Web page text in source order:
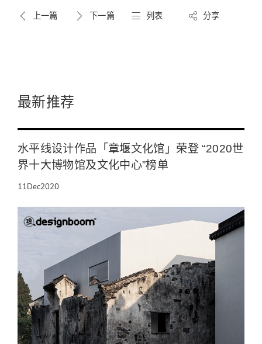
上一篇 下一篇 列表 分享
最新推荐
水平线设计作品「章堰文化馆」荣登 “2020世
界十大博物馆及文化中心”榜单
11Dec2020